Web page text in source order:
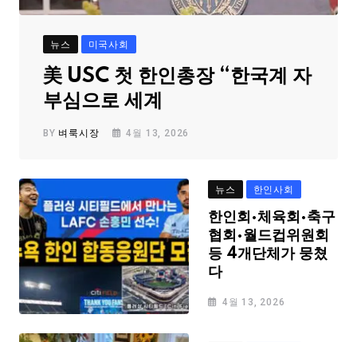
뉴스 미국사회
美 USC 첫 한인총장 “한국계 자
부심으로 세계
BY 벼룩시장 4월 13, 2026
뉴스 한인사회
한인회·체육회·축구
협회·월드컵위원회
등 4개단체가 뭉쳤
다
4월 13, 2026